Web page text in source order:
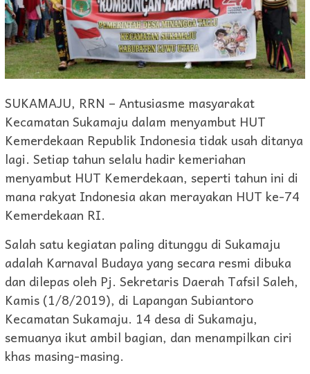
SUKAMAJU, RRN – Antusiasme masyarakat
Kecamatan Sukamaju dalam menyambut HUT
Kemerdekaan Republik Indonesia tidak usah ditanya
lagi. Setiap tahun selalu hadir kemeriahan
menyambut HUT Kemerdekaan, seperti tahun ini di
mana rakyat Indonesia akan merayakan HUT ke-74
Kemerdekaan RI.
Salah satu kegiatan paling ditunggu di Sukamaju
adalah Karnaval Budaya yang secara resmi dibuka
dan dilepas oleh Pj. Sekretaris Daerah Tafsil Saleh,
Kamis (1/8/2019), di Lapangan Subiantoro
Kecamatan Sukamaju. 14 desa di Sukamaju,
semuanya ikut ambil bagian, dan menampilkan ciri
khas masing-masing.